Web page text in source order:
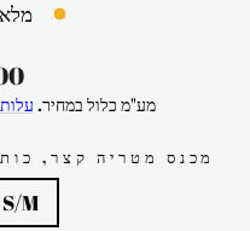
מלאי
רגיל מע"מ כלול במחיר.
מכנס מטריה קצר,
S/M